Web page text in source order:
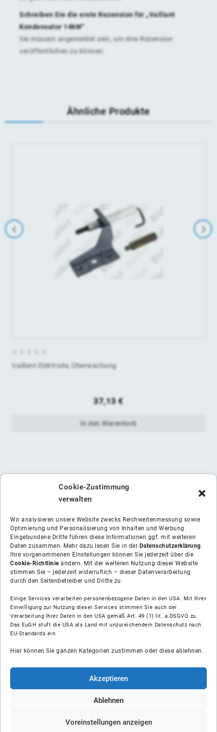
Cookie-Zustimmung
verwalten
Wir analysieren unsere Website zwecks Reichweitenmessung sowie
Optimierung und Personalisierung von Inhalten und Werbung.
Eingebundene Dritte führen diese Informationen ggf. mit weiteren
Daten zusammen. Mehr dazu lesen Sie in der Datenschutzerklärung.
Ihre vorgenommenen Einstellungen können Sie jederzeit über die
Cookie-Richtlinieändern. Mit der weiteren Nutzung dieser Website
stimmen Sie – jederzeit widerruflich – dieser Datenverarbeitung
durch den Seitenbetreiber und Dritte zu.
Einige Services verarbeiten personenbezogene Daten in den USA. Mit Ihrer
Einwilligung zur Nutzung dieser Services stimmen Sie auch der
Verarbeitung Ihrer Daten in den USA gemäß Art. 49 (1) lit. a DSGVO zu.
Das EuGH stuft die USA als Land mit unzureichendem Datenschutz nach
EU-Standards ein.
Hier können Sie ganzen Kategorien zustimmen oder diese ablehnen.
Akzeptieren
Ablehnen
Voreinstellungen anzeigen
Schreiben Sie die erste Rezension für „Vaillant
Kondensator 14kW“
Sie müssen angemeldet sein, um eine Rezension
veröffentlichen zu können.
Ähnliche Produkte
Vaillant Elektrode, Überwachung
37,13€
In den Warenkorb
Über uns
Soziale Medien